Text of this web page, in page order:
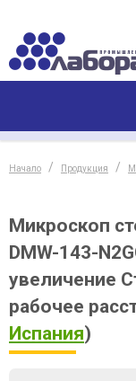
Начало Продукция
Микроскоп
DMW-143-
увеличение
рабочее
Испания)